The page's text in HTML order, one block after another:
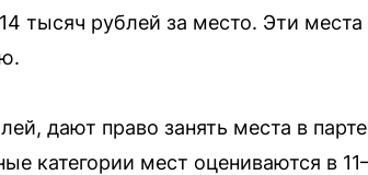
тысяч рублей за место. Эти места
дают право занять места в
категории мест оцениваются в